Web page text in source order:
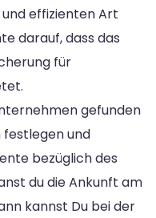
effizienten Art
darauf, dass das
für
gefunden
festlegen und
bezüglich des
du die Ankunft am
kannst Du bei der